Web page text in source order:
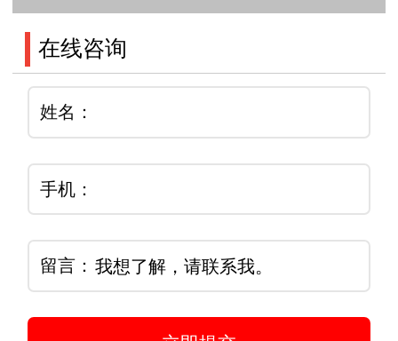
在线咨询
姓名：
手机：
留言：